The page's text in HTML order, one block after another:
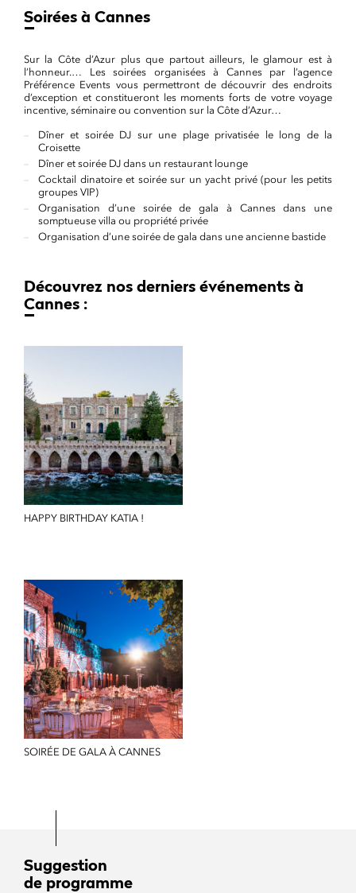
Soirées à Cannes
Sur la Côte d’Azur plus que partout ailleurs, le glamour est à
l’honneur.… Les soirées organisées à Cannes par l’agence
Préférence Events vous permettront de découvrir des endroits
d’exception et constitueront les moments forts de votre voyage
incentive, séminaire ou convention sur la Côte d’Azur…
Dîner et soirée DJ sur une plage privatisée le long de la
Croisette
Dîner et soirée DJ dans un restaurant lounge
Cocktail dinatoire et soirée sur un yacht privé (pour les petits
groupes VIP)
Organisation d’une soirée de gala à Cannes dans une
somptueuse villa ou propriété privée
Organisation d’une soirée de gala dans une ancienne bastide
Découvrez nos derniers événements à
Cannes :
HAPPY BIRTHDAY KATIA !
SOIRÉE DE GALA À CANNES
Suggestion
de programme